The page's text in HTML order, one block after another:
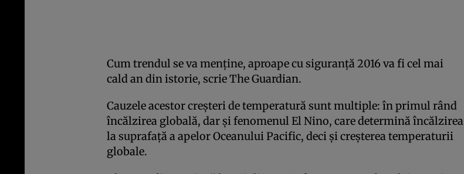
Cum trendul se va menţine, aproape cu siguranţă 2016 va fi cel mai
cald an din istorie, scrie The Guardian.
Cauzele acestor creşteri de temperatură sunt multiple: în primul rând
încălzirea globală, dar şi fenomenul El Nino, care determină încălzirea
la suprafaţă a apelor Oceanului Pacific, deci şi creşterea temperaturii
globale.